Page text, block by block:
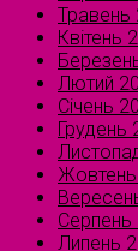
Травень
Квітень
Лютий
Січень
Грудень
Серпень
Липень